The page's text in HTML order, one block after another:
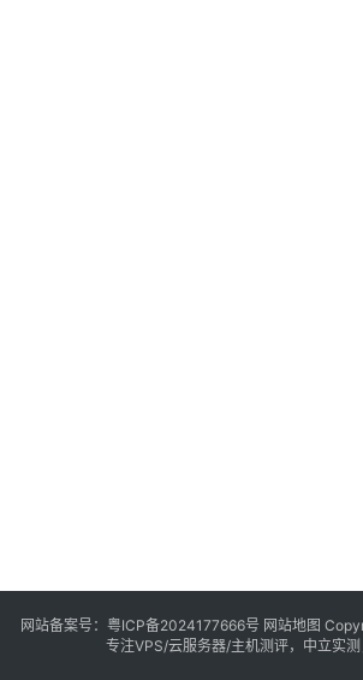
网站备案号： 粤ICP备2024177666号 网站地图
专注VPS/云服务器/主机测评，中立实